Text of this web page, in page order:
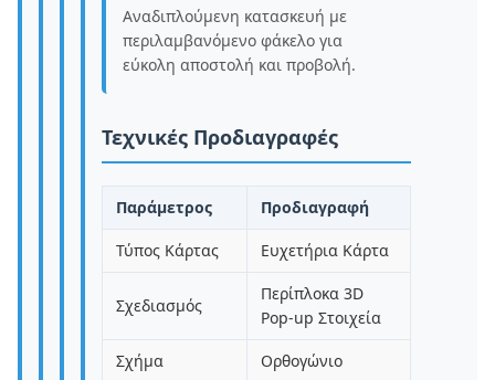
Αναδιπλούμενη κατασκευή με
περιλαμβανόμενο φάκελο για
εύκολη αποστολή και προβολή.
Τεχνικές Προδιαγραφές
Παράμετρος Προδιαγραφή
Τύπος Κάρτας Ευχετήρια Κάρτα
Σχεδιασμός
Περίπλοκα 3D
Pop-up Στοιχεία
Σχήμα Ορθογώνιο